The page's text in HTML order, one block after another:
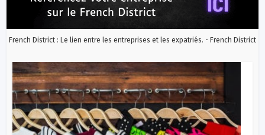
French District : Le lien entre les entreprises et les expatriés. - French District